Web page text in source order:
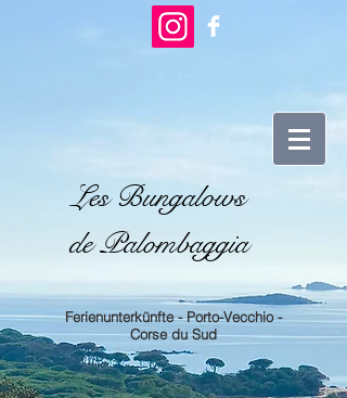
Les Bungalows
de Palombaggia
Ferienunterkünfte - Porto-Vecchio -
Corse du Sud